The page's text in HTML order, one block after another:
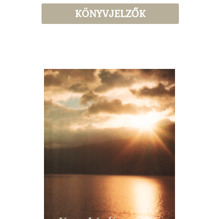
KÖNYVJELZŐK